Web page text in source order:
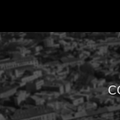
to
content